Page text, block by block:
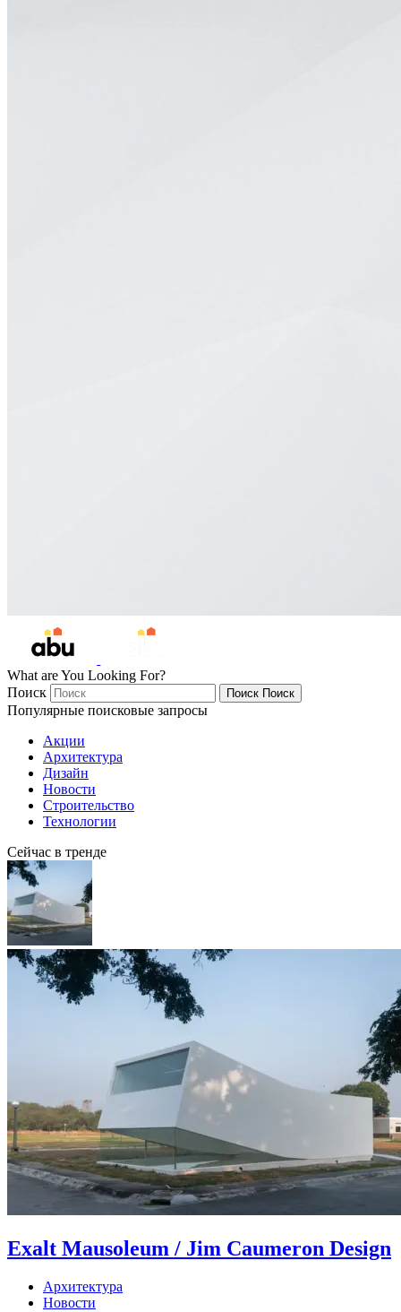
What are You Looking For?
Поиск
Поиск Поиск
Популярные поисковые запросы
Акции
Архитектура
Дизайн
Новости
Строительство
Технологии
Сейчас в тренде
Exalt Mausoleum / Jim Caumeron Design
Архитектура
Новости